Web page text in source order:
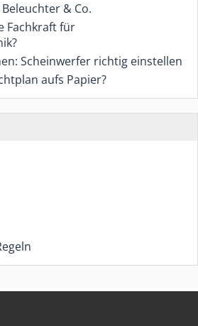
& Co.
Fachkraft für
Scheinwerfer richtig einstellen
aufs Papier?